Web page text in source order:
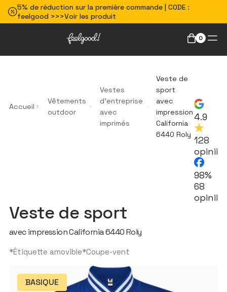
5% de réduction sur la première commande | CODE :
feelgood >>>Voir les produit
0
Accueil
Vêtements
outdoor
Vestes
d'entreprise
avec
imprimés
Veste de
sport
avec
impression
California
6440 Roly
4.9
128
opinii
98%
68
opinii
Veste de sport
avec impression California 6440 Roly
*Étiquette amovible*Coupe-vent
BASIQUE